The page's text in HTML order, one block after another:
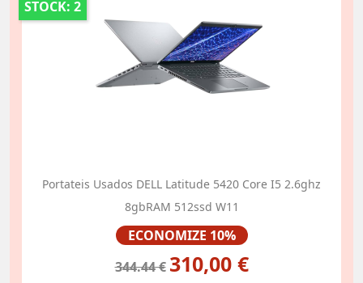
STOCK: 2
Portateis Usados DELL Latitude 5420 Core I5 2.6ghz
8gbRAM 512ssd W11
Preço
ECONOMIZE 10%
344.44 € 310,00 €